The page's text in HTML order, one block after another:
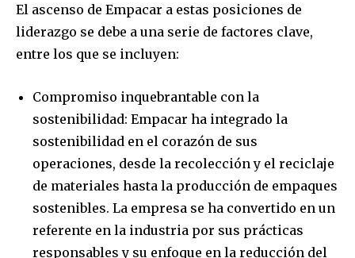
El ascenso de Empacar a estas posiciones de
liderazgo se debe a una serie de factores clave,
entre los que se incluyen:
Compromiso inquebrantable con la
sostenibilidad: Empacar ha integrado la
sostenibilidad en el corazón de sus
operaciones, desde la recolección y el reciclaje
de materiales hasta la producción de empaques
sostenibles. La empresa se ha convertido en un
referente en la industria por sus prácticas
responsables y su enfoque en la reducción del